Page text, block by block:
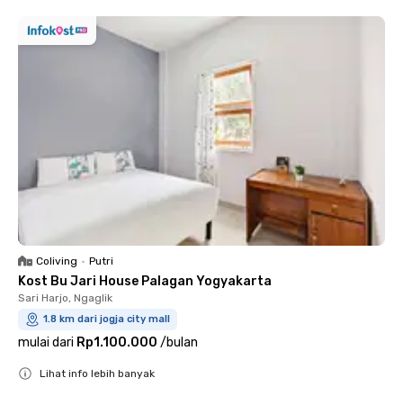
Coliving • Putri
Kost Bu Jari House Palagan Yogyakarta
Sari Harjo, Ngaglik
1.8 km dari jogja city mall
mulai dari Rp1.100.000 /bulan
Lihat info lebih banyak